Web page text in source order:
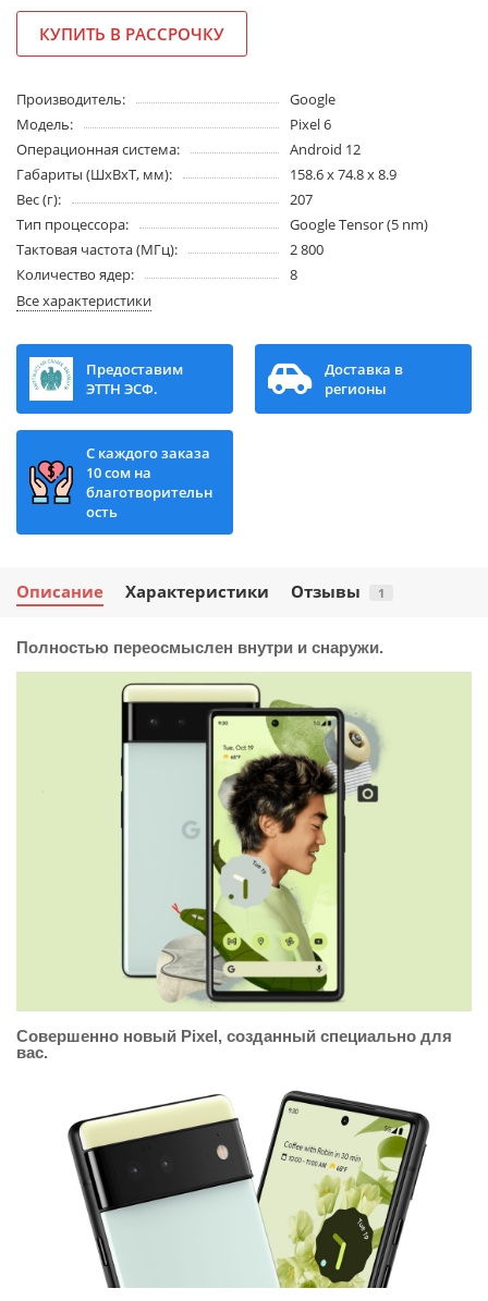
КУПИТЬ В РАССРОЧКУ
Производитель:
Google
Модель:
Pixel 6
Операционная система:
Android 12
Габариты (ШхВхТ, мм):
158.6 x 74.8 x 8.9
Вес (г):
207
Тип процессора:
Google Tensor (5 nm)
Тактовая частота (МГц):
2 800
Количество ядер:
8
Все характеристики
Предоставим
ЭТТН ЭСФ.
Доставка в
регионы
С каждого заказа
10 сом на
благотворительн
ость
Описание Характеристики Отзывы 1
Полностью переосмыслен внутри и снаружи.
Совершенно новый Pixel, созданный специально для
вас.